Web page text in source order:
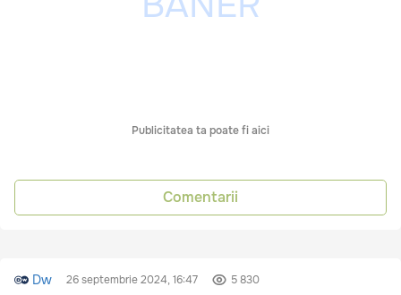
Publicitatea ta poate fi aici
Comentarii
Dw 26 septembrie 2024, 16:47 5 830